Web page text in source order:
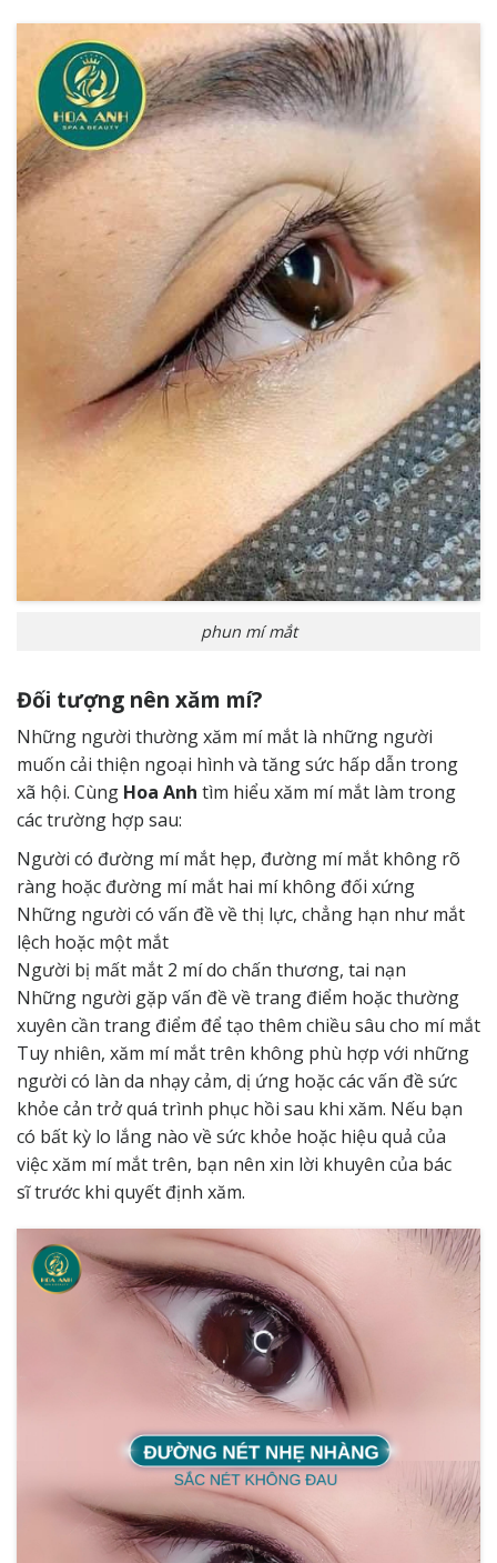
phun mí mắt
Đối tượng nên xăm mí?
Những người thường xăm mí mắt là những người
muốn cải thiện ngoại hình và tăng sức hấp dẫn trong
xã hội. Cùng Hoa Anh tìm hiểu xăm mí mắt làm trong
các trường hợp sau:
Người có đường mí mắt hẹp, đường mí mắt không rõ
ràng hoặc đường mí mắt hai mí không đối xứng
Những người có vấn đề về thị lực, chẳng hạn như mắt
lệch hoặc một mắt
Người bị mất mắt 2 mí do chấn thương, tai nạn
Những người gặp vấn đề về trang điểm hoặc thường
xuyên cần trang điểm để tạo thêm chiều sâu cho mí mắt
Tuy nhiên, xăm mí mắt trên không phù hợp với những
người có làn da nhạy cảm, dị ứng hoặc các vấn đề sức
khỏe cản trở quá trình phục hồi sau khi xăm. Nếu bạn
có bất kỳ lo lắng nào về sức khỏe hoặc hiệu quả của
việc xăm mí mắt trên, bạn nên xin lời khuyên của bác
sĩ trước khi quyết định xăm.